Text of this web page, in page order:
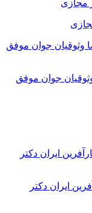
جوان موفق
ایران دکتر